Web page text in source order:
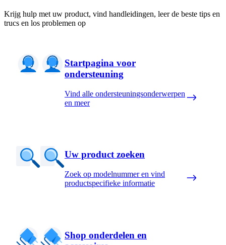
Krijg hulp met uw product, vind handleidingen, leer de beste tips en
trucs en los problemen op
Startpagina voor
ondersteuning
Vind alle ondersteuningsonderwerpen
en meer
Uw product zoeken
Zoek op modelnummer en vind
productspecifieke informatie
Shop onderdelen en